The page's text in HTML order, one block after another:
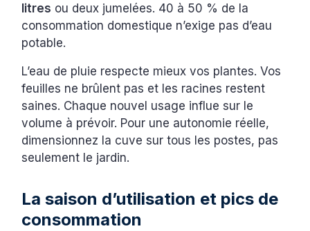
litres ou deux jumelées. 40 à 50 % de la
consommation domestique n’exige pas d’eau
potable.
L’eau de pluie respecte mieux vos plantes. Vos
feuilles ne brûlent pas et les racines restent
saines. Chaque nouvel usage influe sur le
volume à prévoir. Pour une autonomie réelle,
dimensionnez la cuve sur tous les postes, pas
seulement le jardin.
La saison d’utilisation et pics de
consommation